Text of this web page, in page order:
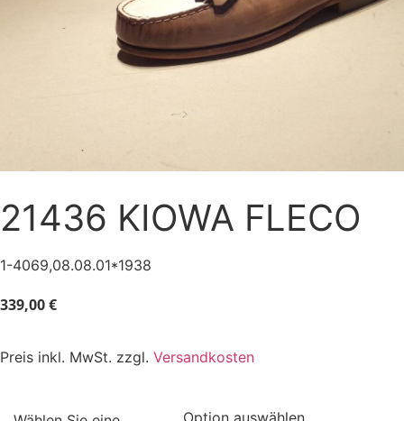
21436 KIOWA FLECO
1-4069,08.08.01*1938
339,00€
Preis inkl. MwSt. zzgl. Versandkosten